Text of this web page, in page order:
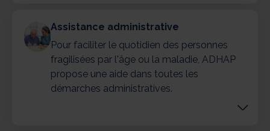
Assistance administrative
Pour faciliter le quotidien des personnes
fragilisées par l'âge ou la maladie, ADHAP
propose une aide dans toutes les
démarches administratives.